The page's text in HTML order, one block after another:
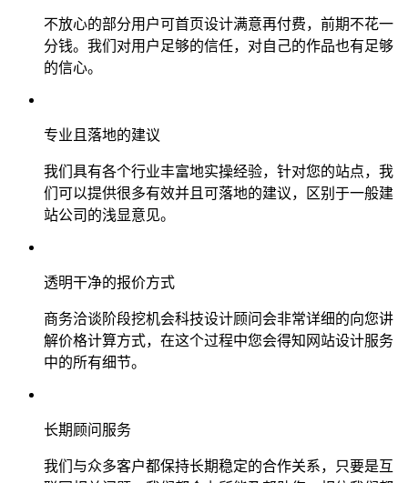
不放心的部分用户可首页设计满意再付费，前期不花一
分钱。我们对用户足够的信任，对自己的作品也有足够
的信心。
专业且落地的建议
我们具有各个行业丰富地实操经验，针对您的站点，我
们可以提供很多有效并且可落地的建议，区别于一般建
站公司的浅显意见。
透明干净的报价方式
商务洽谈阶段挖机会科技设计顾问会非常详细的向您讲
解价格计算方式，在这个过程中您会得知网站设计服务
中的所有细节。
长期顾问服务
我们与众多客户都保持长期稳定的合作关系，只要是互